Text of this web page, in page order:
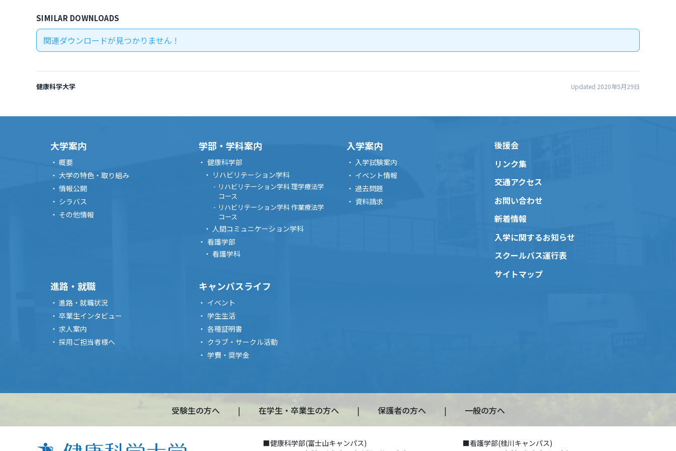
SIMILAR DOWNLOADS
関連ダウンロードが見つかりません !
健康科学大学 Updated 2020年5月29日
大学案内
概要
大学の特色・取り組み
情報公開
シラバス
その他情報
学部・学科案内
健康科学部
リハビリテーション学科
リハビリテーション学科 理学療法学
コース
リハビリテーション学科 作業療法学
コース
人間コミュニケーション学科
看護学部
看護学科
入学案内
入学試験案内
イベント情報
過去問題
資料請求
進路・就職
進路・就職状況
卒業生インタビュー
求人案内
採用ご担当者様へ
キャンパスライフ
イベント
学生生活
各種証明書
クラブ・サークル活動
学費・奨学金
後援会
リンク集
交通アクセス
お問い合わせ
新着情報
入学に関するお知らせ
スクールバス運行表
サイトマップ
受験生の方へ 在学生・卒業生の方へ 保護者の方へ 一般の方へ
■健康科学部(富士山キャンパス)
■看護学部(桂川キャンパス)